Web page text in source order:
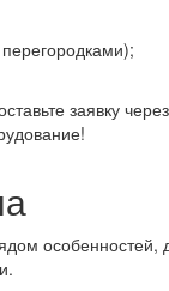
заявку